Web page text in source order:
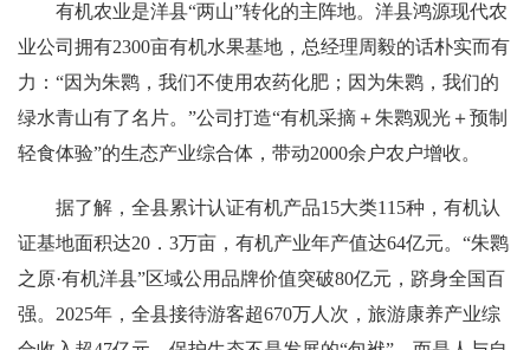
有机农业是洋县“两山”转化的主阵地。洋县鸿源现代农
业公司拥有2300亩有机水果基地，总经理周毅的话朴实而有
力：“因为朱鹮，我们不使用农药化肥；因为朱鹮，我们的
绿水青山有了名片。”公司打造“有机采摘＋朱鹮观光＋预制
轻食体验”的生态产业综合体，带动2000余户农户增收。
据了解，全县累计认证有机产品15大类115种，有机认
证基地面积达20．3万亩，有机产业年产值达64亿元。“朱鹮
之原·有机洋县”区域公用品牌价值突破80亿元，跻身全国百
强。2025年，全县接待游客超670万人次，旅游康养产业综